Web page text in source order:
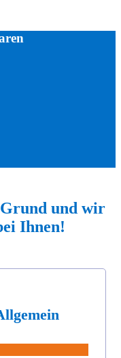
und wir
Ihnen!